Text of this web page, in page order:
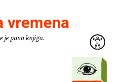
vremena
je puno knjiga.